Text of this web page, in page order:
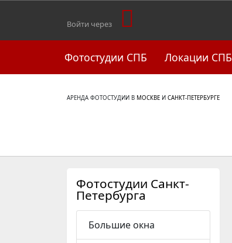
Войти через
Фотостудии СПБ Локации СПБ
АРЕНДА ФОТОСТУДИИ В МОСКВЕ И САНКТ-ПЕТЕРБУРГЕ
Фотостудии Санкт-
Петербурга
Большие окна